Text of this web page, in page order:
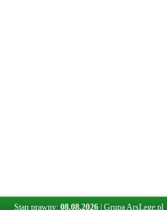
Stan prawny: 08.08.2026 Grupa ArsLege.pl